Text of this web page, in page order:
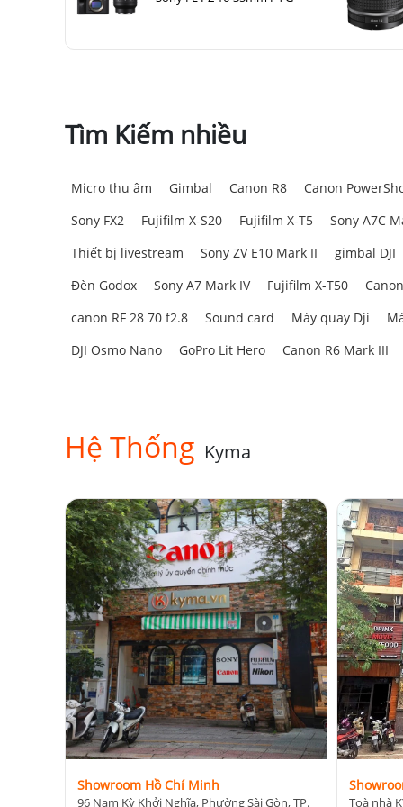
Instax Mini Link 3 gây ấn tượng
theo bên mình. Máy cónhiều tùy chọn màu sắc
Máy in Fujifilm Instax Mini Link 3 in ảnh từ điện
khoảng 90 giây. Bạn sẽ có ngay kết quả mà không
4.3. Ảnh in chất lượng cao
Máy in này sử dụngFilm Instax mini, cho kích
ảnh của bạn sắc nét và rõ ràng. Mặc dù phim
Fujifilm.
Tìm Kiếm nhiều
Micro thu âm Gimbal Canon R8 Canon
Sony FX2
Fujifilm X-S20 Fujifilm X-T5 Sony A7C
Thiết bị livestream
Sony ZV E10 Mark II gimbal DJI
Đèn Godox
Sony A7 Mark IV Fujifilm X-T50
canon RF 28 70 f2.8
Sound card Máy quay Dji
DJI Osmo Nano
GoPro Lit Hero Canon R6 Mark III
Hệ Thống Kyma
Showroom Hồ Chí Minh
96 Nam Kỳ Khởi Nghĩa, Phường Sài Gòn, TP. Toà nhà